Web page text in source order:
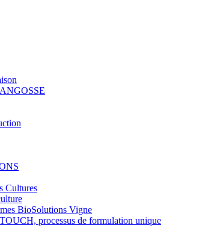
Cultures
BioSolutions Vigne
processus de formulation unique